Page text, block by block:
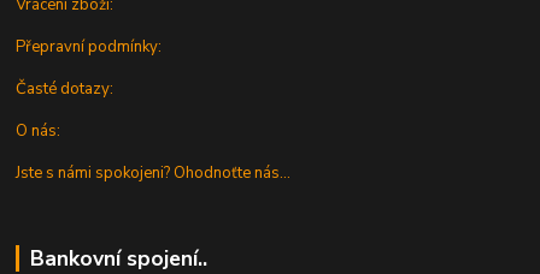
Přepravní podmínky:
Časté dotazy:
O nás:
Jste s námi spokojeni? Ohodnoťte nás...
Bankovní spojení..